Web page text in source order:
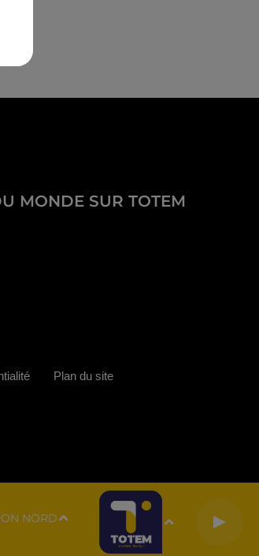
MONDE SUR TOTEM
NORD
Plan du site